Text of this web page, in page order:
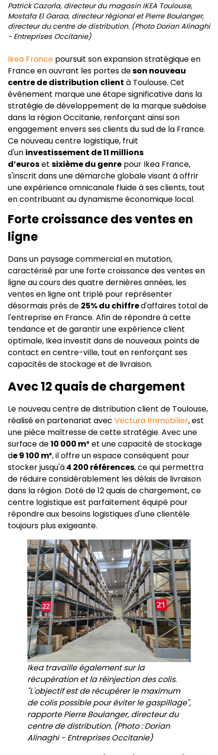
Patrick Cazorla, directeur du magasin IKEA Toulouse,
Mostafa El Garaa, directeur régional et Pierre Boulanger,
directeur du centre de distribution. (Photo Dorian Alinaghi
- Entreprises Occitanie)
Ikea France poursuit son expansion stratégique en
France en ouvrant les portes deson nouveau
centre de distribution client à Toulouse. Cet
événement marque une étape significative dans la
stratégie de développement de la marque suédoise
dans la région Occitanie, renforçant ainsi son
engagement envers ses clients du sud de la France.
Ce nouveau centre logistique, fruit
d'un investissement de 11 millions
d’euroset sixième du genre pour Ikea France,
s'inscrit dans une démarche globale visant à offrir
une expérience omnicanale fluide à ses clients, tout
en contribuant au dynamisme économique local.
Forte croissance des ventes en
ligne
Dans un paysage commercial en mutation,
caractérisé par une forte croissance des ventes en
ligne au cours des quatre dernières années, les
ventes en ligne ont triplé pour représenter
désormais près de 25% du chiffred'affaires total de
l'entreprise en France. Afin de répondre à cette
tendance et de garantir une expérience client
optimale, Ikea investit dans de nouveaux points de
contact en centre-ville, tout en renforçant ses
capacités de stockage et de livraison.
Avec 12 quais de chargement
Le nouveau centre de distribution client de Toulouse,
réalisé en partenariat avec Vectura Immobilier, est
une pièce maîtresse de cette stratégie. Avec une
surface de10 000 m² et une capacité de stockage
de 9 100 m³, il offre un espace conséquent pour
stocker jusqu'à4 200 références, ce qui permettra
de réduire considérablement les délais de livraison
dans la région. Doté de 12 quais de chargement, ce
centre logistique est parfaitement équipé pour
répondre aux besoins logistiques d'une clientèle
toujours plus exigeante.
Ikea travaille également sur la
récupération et la réinjection des colis.
"L'objectif est de récupérer le maximum
de colis possible pour éviter le gaspillage",
rapporte Pierre Boulanger, directeur du
centre de distribution. (Photo : Dorian
Alinaghi - Entreprises Occitanie)